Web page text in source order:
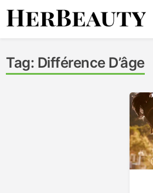
Skip
Tag: Différence D’âge